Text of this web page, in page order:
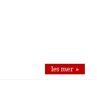
les mer »